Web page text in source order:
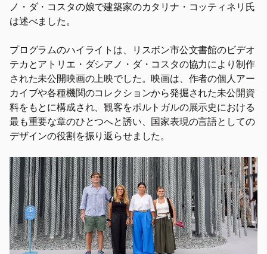
ノ・ダ・コスタの娘で建築家のカタリナ・コッティネリ氏
は述べました。
プログラムのハイライトは、リスボン市公文書館のビデオ
テカとアトリエ・ダシアノ・ダ・コスタの協力により制作
された未公開映画の上映でした。映画は、作者の個人アー
カイブや各種機関のコレクションから発掘された未公開資
料をもとに構成され、観客をポルトガルの展示史における
最も重要な章のひとつへと誘い、国家表現の言語としての
デザインの役割を振り返らせました。